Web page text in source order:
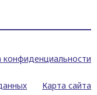
конфиденциальности
Карта сайта